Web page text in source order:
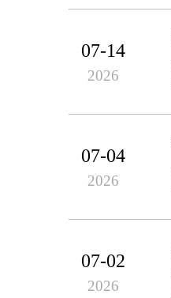
07-14
2026
07-04
2026
07-02
2026